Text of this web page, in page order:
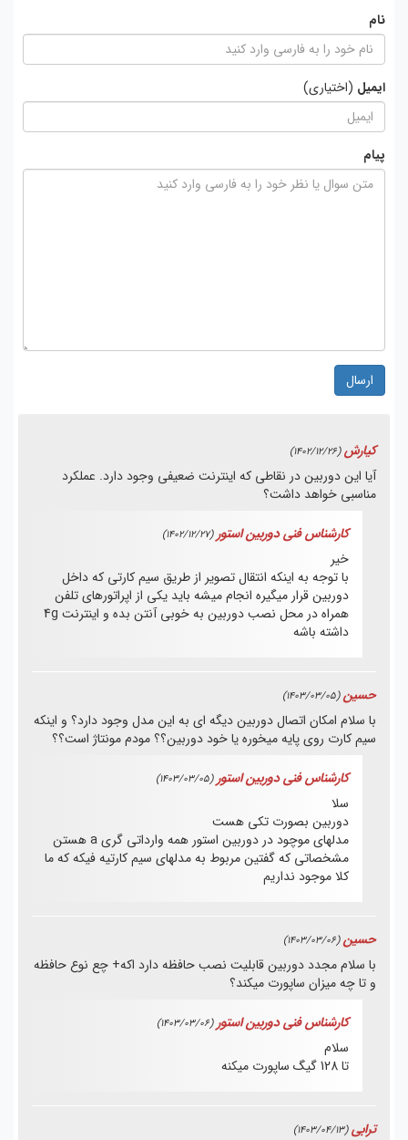
نام
ایمیل (اختیاری)
پیام
ارسال
کیارش (1402/12/26)
آیا این دوربین در نقاطی که اینترنت ضعیفی وجود دارد. عملکرد
مناسبی خواهد داشت؟
کارشناس فنی دوربین استور (1402/12/27)
خیر
با توجه به اینکه انتقال تصویر از طریق سیم کارتی که داخل
دوربین قرار میگیره انجام میشه باید یکی از اپراتورهای تلفن
همراه در محل نصب دوربین به خوبی آنتن بده و اینترنت 4g
داشته باشه
حسین (1403/03/05)
با سلام امکان اتصال دوربین دیگه ای به این مدل وجود دارد؟ و اینکه
سیم کارت روی پایه میخوره یا خود دوربین؟؟ مودم مونتاژ است؟؟
کارشناس فنی دوربین استور (1403/03/05)
سلا
دوربین بصورت تکی هست
مدلهای موچود در دوربین استور همه وارداتی گری a هستن
مشخصاتی که گفتین مربوط به مدلهای سیم کارتیه فیکه که ما
کلا موجود نداریم
حسین (1403/03/06)
با سلام مجدد دوربین قابلیت نصب حافظه دارد اکه+ چع نوع حافظه
و تا چه میزان ساپورت میکند؟
کارشناس فنی دوربین استور (1403/03/06)
سلام
تا 128 گیگ ساپورت میکنه
ترابی(1403/04/13)